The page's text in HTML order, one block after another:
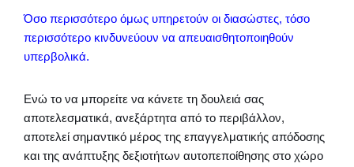
Όσο περισσότερο όμως υπηρετούν οι διασώστες, τόσο
περισσότερο κινδυνεύουν να απευαισθητοποιηθούν
υπερβολικά.
Ενώ το να μπορείτε να κάνετε τη δουλειά σας
αποτελεσματικά, ανεξάρτητα από το περιβάλλον,
αποτελεί σημαντικό μέρος της επαγγελματικής απόδοσης
και της ανάπτυξης δεξιοτήτων αυτοπεποίθησης στο χώρο